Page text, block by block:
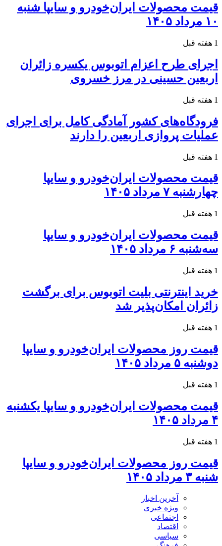
قیمت محصولات ایران‌خودرو و سایپا شنبه
۱۰ مرداد ۱۴۰۵
1 هفته قبل
اجرای طرح اعزام اتوبوس یکسره زائران
اربعین حسینی در مرز خسروی
1 هفته قبل
فرودگاه‌های کشور آمادگی کامل برای اجرای
عملیات پروازی اربعین را دارند
1 هفته قبل
قیمت محصولات ایران‌خودرو و سایپا
چهارشنبه ۷ مرداد ۱۴۰۵
1 هفته قبل
قیمت محصولات ایران‌خودرو و سایپا
سه‌شنبه ۶ مرداد ۱۴۰۵
1 هفته قبل
خرید اینترنتی بلیت اتوبوس برای برگشت
زائران امکان‌پذیر شد
1 هفته قبل
قیمت روز محصولات ایران‌خودرو و سایپا
دوشنبه ۵ مرداد ۱۴۰۵
1 هفته قبل
قیمت محصولات ایران‌خودرو و سایپا یکشنبه
۴ مرداد ۱۴۰۵
1 هفته قبل
قیمت روز محصولات ایران‌خودرو و سایپا
شنبه ۳ مرداد ۱۴۰۵
آخرین اخبار
ویژه خبری
اجتماعی
اقتصاد
سیاسی